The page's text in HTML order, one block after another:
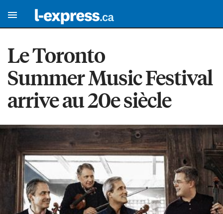
Le Toronto
Summer Music Festival
arrive au 20e siècle